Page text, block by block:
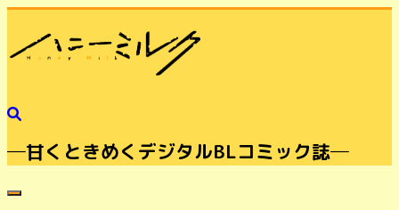
─甘くときめくデジタルBLコミック誌─
toggle navigation